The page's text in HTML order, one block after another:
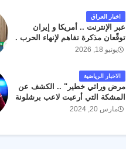
اخبار العراق
عبر الإنترنت .. أمريكا و إيران
توقّعان مذكرة تفاهم لإنهاء الحرب .
يونيو 18, 2026
الاخبار الرياضية
مرض وراثي خطير" .. الكشف عن
المشكة التي أرعبت لاعب برشلونة
جواو كانسيلو
مارس 20, 2024